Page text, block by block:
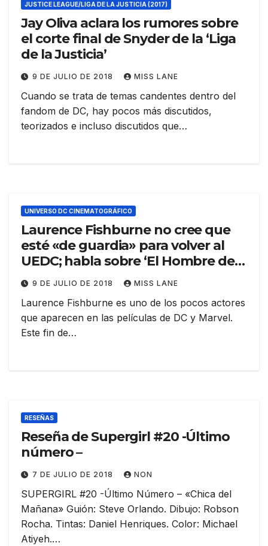
JUSTICE LEAGUE/LIGA DE LA JUSTICIA (2017)
Jay Oliva aclara los rumores sobre
el corte final de Snyder de la ‘Liga
de la Justicia’
9 DE JULIO DE 2018 MISS LANE
Cuando se trata de temas candentes dentro del
fandom de DC, hay pocos más discutidos,
teorizados e incluso discutidos que…
UNIVERSO DC CINEMATOGRÁFICO
Laurence Fishburne no cree que
esté «de guardia» para volver al
UEDC; habla sobre ‘El Hombre de
Acero 2’
9 DE JULIO DE 2018 MISS LANE
Laurence Fishburne es uno de los pocos actores
que aparecen en las películas de DC y Marvel.
Este fin de…
RESEÑAS
Reseña de Supergirl #20 -Último
número –
7 DE JULIO DE 2018 NON
SUPERGIRL #20 -Último Número – «Chica del
Mañana» Guión: Steve Orlando. Dibujo: Robson
Rocha. Tintas: Daniel Henriques. Color: Michael
Atiyeh.…